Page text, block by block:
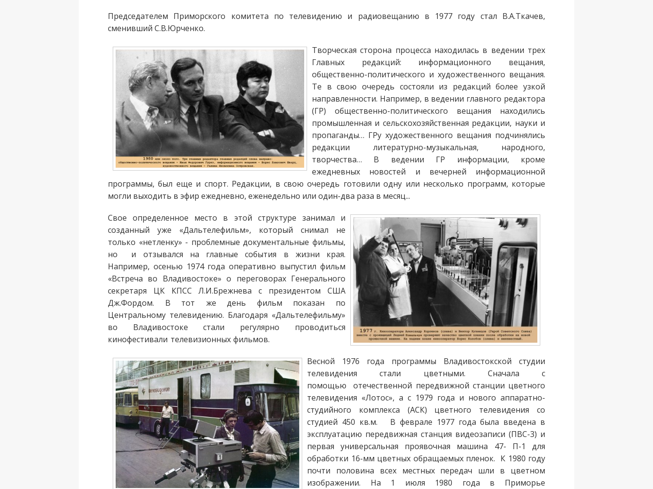
Председателем Приморского комитета по телевидению и радиовещанию в 1977 году стал В.А.Ткачев,
сменивший С.В.Юрченко.
Творческая сторона процесса находилась в ведении трех
Главных редакций: информационного вещания,
общественно-политического и художественного вещания.
Те в свою очередь состояли из редакций более узкой
направленности. Например, в ведении главного редактора
(ГР) общественно-политического вещания находились
промышленная и сельскохозяйственная редакции, науки и
пропаганды… ГРу художественного вещания подчинялись
редакции литературно-музыкальная, народного,
творчества… В ведении ГР информации, кроме
ежедневных новостей и вечерней информационной
программы, был еще и спорт. Редакции, в свою очередь готовили одну или несколько программ, которые
могли выходить в эфир ежедневно, еженедельно или один-два раза в месяц...
Свое определенное место в этой структуре занимал и
созданный уже «Дальтелефильм», который снимал не
только «нетленку» - проблемные документальные фильмы,
но и отзывался на главные события в жизни края.
Например, осенью 1974 года оперативно выпустил фильм
«Встреча во Владивостоке» о переговорах Генерального
секретаря ЦК КПСС Л.И.Брежнева с президентом США
Дж.Фордом. В тот же день фильм показан по
Центральному телевидению. Благодаря «Дальтелефильму»
во Владивостоке стали регулярно проводиться
кинофестивали телевизионных фильмов.
Весной 1976 года программы Владивостокской cтудии
телевидения стали цветными. Сначала с
помощью отечественной передвижной станции цветного
телевидения «Лотос», а с 1979 года и нового аппаратно-
студийного комплекса (АСК) цветного телевидения со
студией 450 кв.м. В феврале 1977 года была введена в
эксплуатацию передвижная станция видеозаписи (ПВС-3) и
первая универсальная проявочная машина 47- П-1 для
обработки 16-мм цветных обращаемых пленок. К 1980 году
почти половина всех местных передач шли в цветном
изображении. На 1 июля 1980 года в Приморье